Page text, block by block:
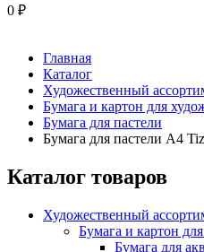
0 ₽
Главная
Каталог
Художественный
Бумага и картон для
Бумага для пастели
Бумага для пастели А4
Каталог товаров
Художественный
Бумага и картон
Бумага для